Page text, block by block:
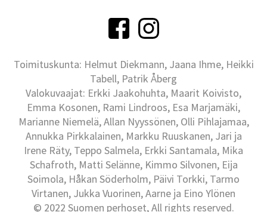
Toimituskunta: Helmut Diekmann, Jaana Ihme, Heikki
Tabell, Patrik Åberg
Valokuvaajat: Erkki Jaakohuhta, Maarit Koivisto,
Emma Kosonen, Rami Lindroos, Esa Marjamäki,
Marianne Niemelä, Allan Nyyssönen, Olli Pihlajamaa,
Annukka Pirkkalainen, Markku Ruuskanen, Jari ja
Irene Räty, Teppo Salmela, Erkki Santamala, Mika
Schafroth, Matti Selänne, Kimmo Silvonen, Eija
Soimola, Håkan Söderholm, Päivi Torkki, Tarmo
Virtanen, Jukka Vuorinen, Aarne ja Eino Ylönen
© 2022 Suomen perhoset, All rights reserved.